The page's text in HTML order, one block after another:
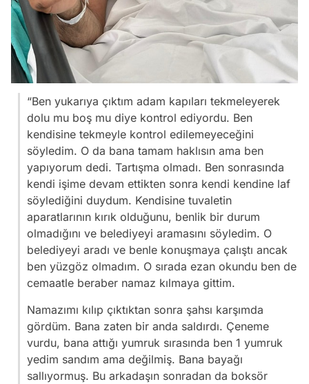
“Ben yukarıya çıktım adam kapıları tekmeleyerek
dolu mu boş mu diye kontrol ediyordu. Ben
kendisine tekmeyle kontrol edilemeyeceğini
söyledim. O da bana tamam haklısın ama ben
yapıyorum dedi. Tartışma olmadı. Ben sonrasında
kendi işime devam ettikten sonra kendi kendine laf
söylediğini duydum. Kendisine tuvaletin
aparatlarının kırık olduğunu, benlik bir durum
olmadığını ve belediyeyi aramasını söyledim. O
belediyeyi aradı ve benle konuşmaya çalıştı ancak
ben yüzgöz olmadım. O sırada ezan okundu ben de
cemaatle beraber namaz kılmaya gittim.
Namazımı kılıp çıktıktan sonra şahsı karşımda
gördüm. Bana zaten bir anda saldırdı. Çeneme
vurdu, bana attığı yumruk sırasında ben 1 yumruk
yedim sandım ama değilmiş. Bana bayağı
sallıyormuş. Bu arkadaşın sonradan da boksör